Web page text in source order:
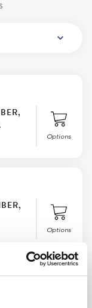
Options
Options